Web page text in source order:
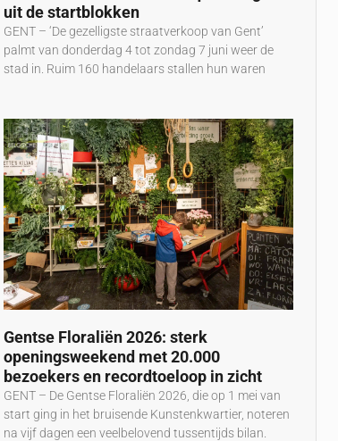
uit de startblokken
GENT – ‘De gezelligste straatverkoop van Gent’
palmt van donderdag 4 tot zondag 7 juni weer de
stad in. Ruim 160 handelaars stallen hun waren
Gentse Floraliën 2026: sterk
openingsweekend met 20.000
bezoekers en recordtoeloop in zicht
GENT – De Gentse Floraliën 2026, die op 1 mei van
start ging in het bruisende Kunstenkwartier, noteren
na vijf dagen een veelbelovend tussentijds bilan.